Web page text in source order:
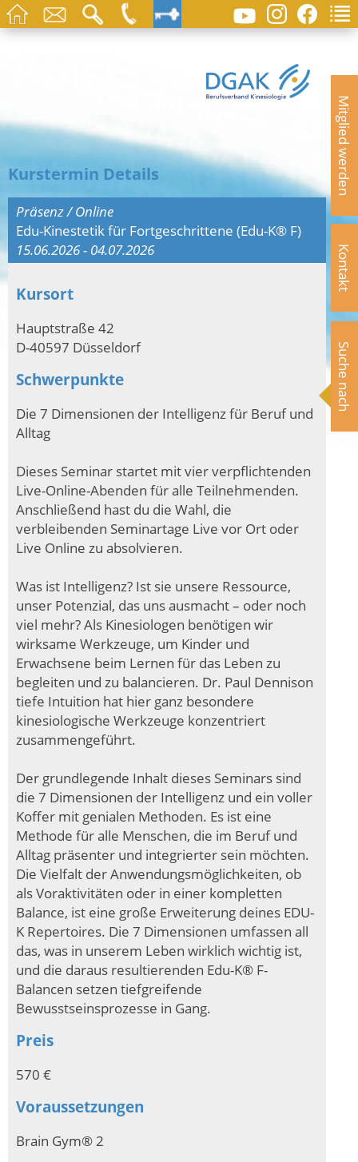
Mitglied werden
Kontakt
Suche nach
Kurstermin Details
Präsenz / Online
Edu-Kinestetik für Fortgeschrittene (Edu-K® F)
15.06.2026 - 04.07.2026
Kursort
Hauptstraße 42
D-40597 Düsseldorf
Schwerpunkte
Die 7 Dimensionen der Intelligenz für Beruf und
Alltag
Dieses Seminar startet mit vier verpflichtenden
Live-Online-Abenden für alle Teilnehmenden.
Anschließend hast du die Wahl, die
verbleibenden Seminartage Live vor Ort oder
Live Online zu absolvieren.
Was ist Intelligenz? Ist sie unsere Ressource,
unser Potenzial, das uns ausmacht – oder noch
viel mehr? Als Kinesiologen benötigen wir
wirksame Werkzeuge, um Kinder und
Erwachsene beim Lernen für das Leben zu
begleiten und zu balancieren. Dr. Paul Dennison
tiefe Intuition hat hier ganz besondere
kinesiologische Werkzeuge konzentriert
zusammengeführt.
Der grundlegende Inhalt dieses Seminars sind
die 7 Dimensionen der Intelligenz und ein voller
Koffer mit genialen Methoden. Es ist eine
Methode für alle Menschen, die im Beruf und
Alltag präsenter und integrierter sein möchten.
Die Vielfalt der Anwendungsmöglichkeiten, ob
als Voraktivitäten oder in einer kompletten
Balance, ist eine große Erweiterung deines EDU-
K Repertoires. Die 7 Dimensionen umfassen all
das, was in unserem Leben wirklich wichtig ist,
und die daraus resultierenden Edu-K® F-
Balancen setzen tiefgreifende
Bewusstseinsprozesse in Gang.
Preis
570 €
Voraussetzungen
Brain Gym® 2